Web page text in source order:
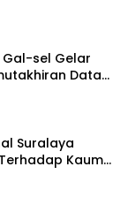
sel Gelar
Data
Suralaya
Kaum